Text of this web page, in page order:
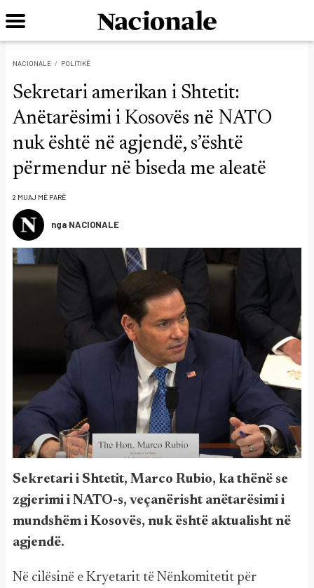
NACIONALE POLITIKË
Sekretari amerikan i Shtetit:
Anëtarësimi i Kosovës në NATO
nuk është në agjendë, s’është
përmendur në biseda me aleatë
2 MUAJ MË PARË
nga NACIONALE
Sekretari i Shtetit, Marco Rubio, ka thënë se
zgjerimi i NATO-s, veçanërisht anëtarësimi i
mundshëm i Kosovës, nuk është aktualisht në
agjendë.
Në cilësinë e Kryetarit të Nënkomitetit për